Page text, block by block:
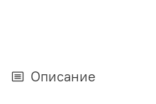
Описание